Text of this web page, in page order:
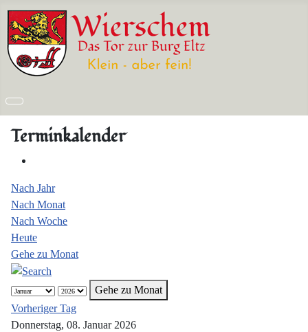
Terminkalender
Nach Jahr
Nach Monat
Nach Woche
Heute
Gehe zu Monat
Gehe zu Monat
Vorheriger Tag
Donnerstag, 08. Januar 2026